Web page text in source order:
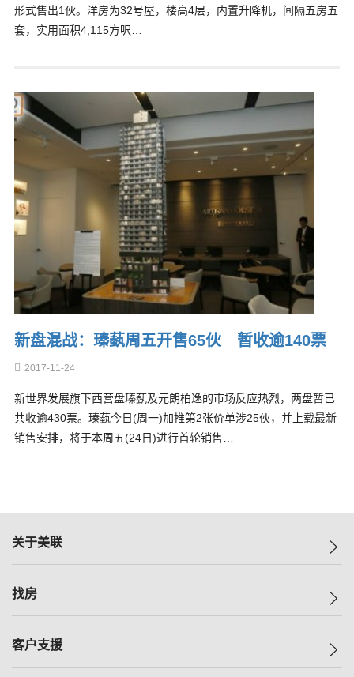
形式售出1伙。洋房为32号屋，楼高4层，内置升降机，​间隔五房五
套，实用面积4,115方呎…
新盘混战：瑧蓺周五开售65伙 暂收逾140票
2017-11-24
新世界发展旗下西营盘瑧蓺及元朗柏逸的市场反应热烈，两盘暂已
共收逾430票。瑧蓺今日(周一)加推第2张价单涉25伙，并上载最新
销售安排，将于本周五(24日)进行首轮销售…
关于美联
美联集团
人才招募
找房
一手新房
客户支援